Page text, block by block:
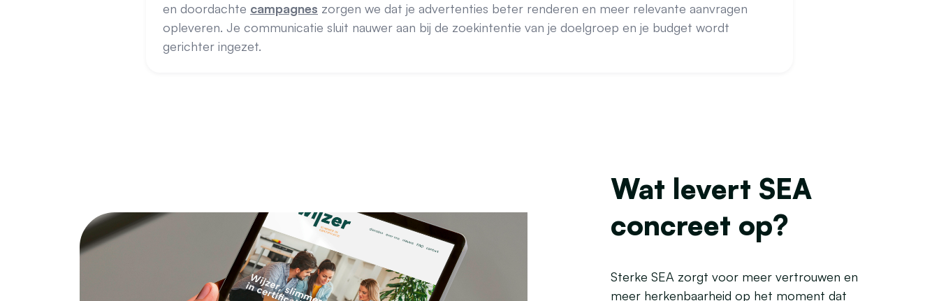
en doordachte campagnes zorgen we dat je advertenties beter renderen en meer relevante aanvragen
opleveren. Je communicatie sluit nauwer aan bij de zoekintentie van je doelgroep en je budget wordt
gerichter ingezet.
Wat levert SEA
concreet op?
Sterke SEA zorgt voor meer vertrouwen en
meer herkenbaarheid op het moment dat